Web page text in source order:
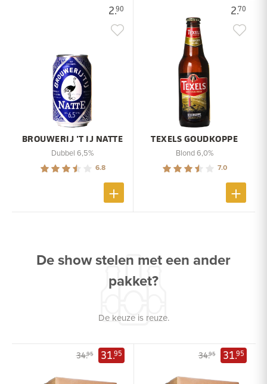
2.90
BROUWERIJ 'T IJ NATTE
Dubbel 6,5%
6.8
2.70
TEXELS GOUDKOPPE
Blond 6,0%
7.0
De show stelen met een ander
pakket?
De keuze is reuze.
34.95 31.95 34.95 31.95